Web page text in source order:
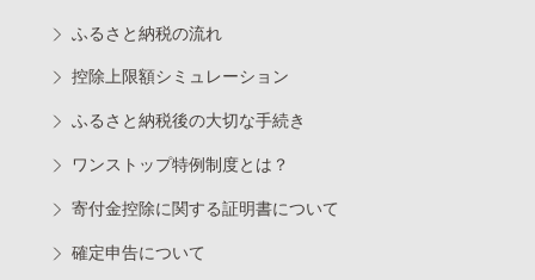
ふるさと納税の流れ
控除上限額シミュレーション
ふるさと納税後の大切な手続き
ワンストップ特例制度とは？
寄付金控除に関する証明書について
確定申告について